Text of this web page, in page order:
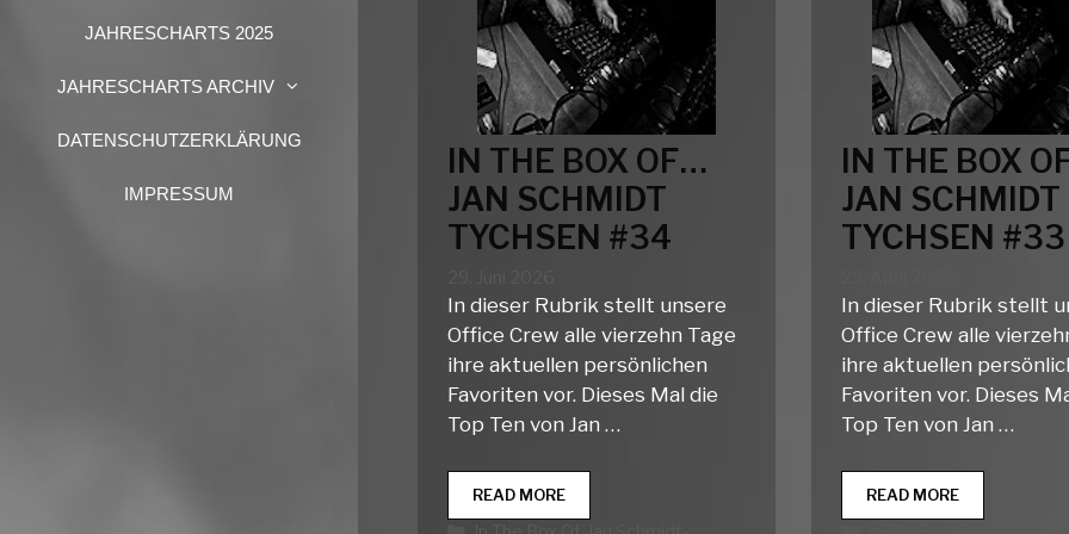
JAHRESCHARTS 2025
JAHRESCHARTS ARCHIV
DATENSCHUTZERKLÄRUNG
IMPRESSUM
IN THE BOX OF…
JAN SCHMIDT
TYCHSEN #34
In dieser Rubrik stellt unsere
Office Crew alle vierzehn Tage
ihre aktuellen persönlichen
Favoriten vor. Dieses Mal die
Top Ten von Jan …
READ MOREIN
THE
IN THE BOX
JAN SCHMIDT
TYCHSEN #33
In dieser Rubrik stellt
Office Crew alle
ihre aktuellen
Favoriten vor. Dieses
Top Ten von Jan …
READ MOREIN
THE